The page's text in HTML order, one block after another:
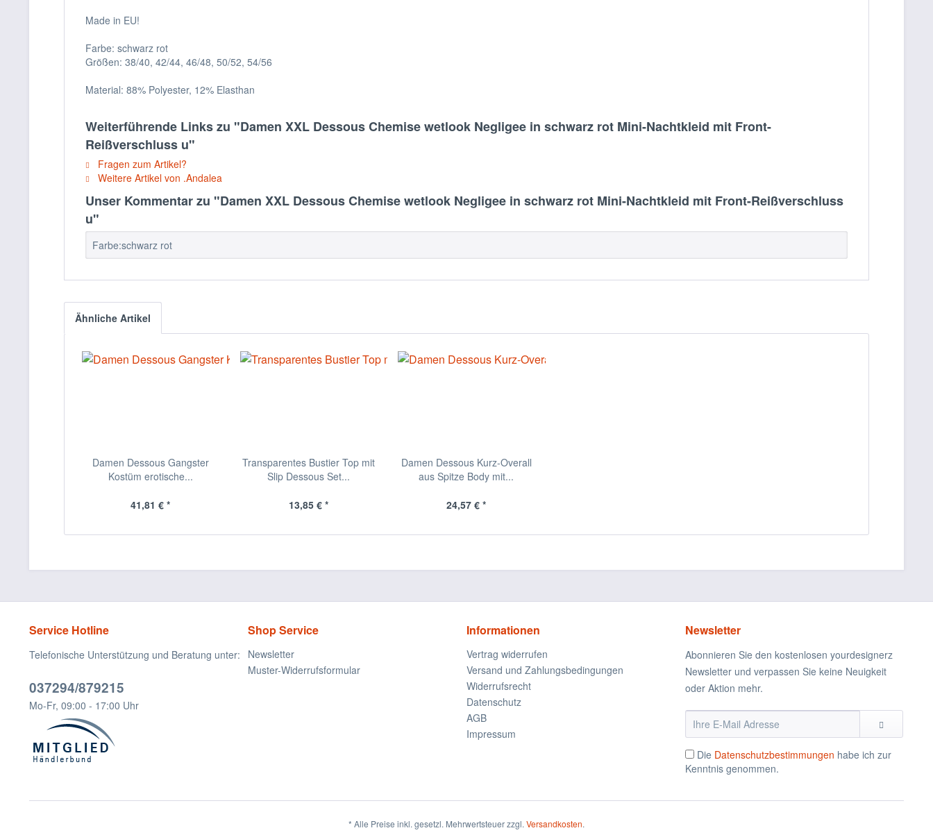
Made in EU!
Farbe: schwarz rot
Größen: 38/40, 42/44, 46/48, 50/52, 54/56
Material: 88% Polyester, 12% Elasthan
Weiterführende Links zu "Damen XXL Dessous Chemise wetlook Negligee in schwarz rot Mini-Nachtkleid mit Front-
Reißverschluss u"
Fragen zum Artikel?
Weitere Artikel von .Andalea
Unser Kommentar zu "Damen XXL Dessous Chemise wetlook Negligee in schwarz rot Mini-Nachtkleid mit Front-Reißverschluss
u"
Farbe:schwarz rot
Ähnliche Artikel
Damen Dessous Gangster
Kostüm erotische...
41,81 € *
Transparentes Bustier Top mit
Slip Dessous Set...
13,85 € *
Damen Dessous Kurz-Overall
aus Spitze Body mit...
24,57 € *
Service Hotline
Telefonische Unterstützung und Beratung unter:
037294/879215
Mo-Fr, 09:00 - 17:00 Uhr
Shop Service
Newsletter
Muster-Widerrufsformular
Informationen
Vertrag widerrufen
Versand und Zahlungsbedingungen
Widerrufsrecht
Datenschutz
AGB
Impressum
Newsletter
Abonnieren Sie den kostenlosen yourdesignerz
Newsletter und verpassen Sie keine Neuigkeit
oder Aktion mehr.
Die Datenschutzbestimmungen habe ich zur
Kenntnis genommen.
* Alle Preise inkl. gesetzl. Mehrwertsteuer zzgl. Versandkosten.